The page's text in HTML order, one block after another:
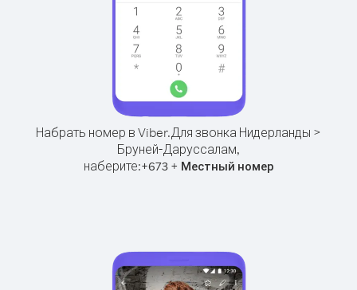
Набрать номер в Viber.Для звонка Нидерланды >
Бруней-Даруссалам,
наберите:+673+ Местный номер